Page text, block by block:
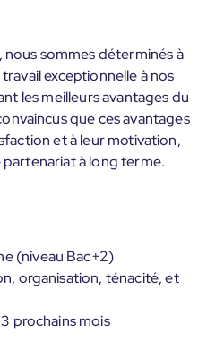
nous sommes déterminés à
exceptionnelle à nos
les meilleurs avantages du
que ces avantages
et à leur motivation,
à long terme.
(niveau Bac+2)
organisation, ténacité, et
prochains mois